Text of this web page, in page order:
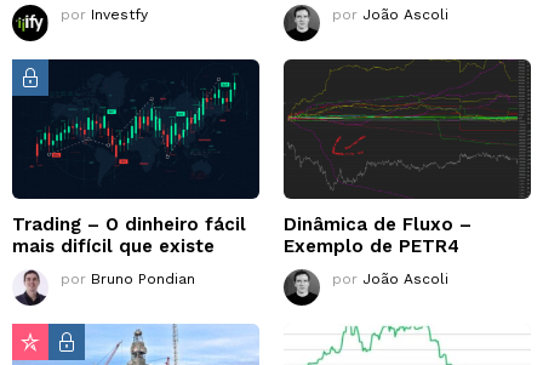
por Investfy por João Ascoli
Trading – O dinheiro fácil
mais difícil que existe
por Bruno Pondian
Dinâmica de Fluxo –
Exemplo de PETR4
por João Ascoli